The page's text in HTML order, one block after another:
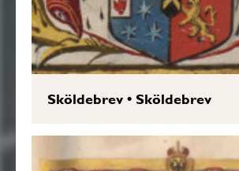
Sköldebrev•Sköldebrev